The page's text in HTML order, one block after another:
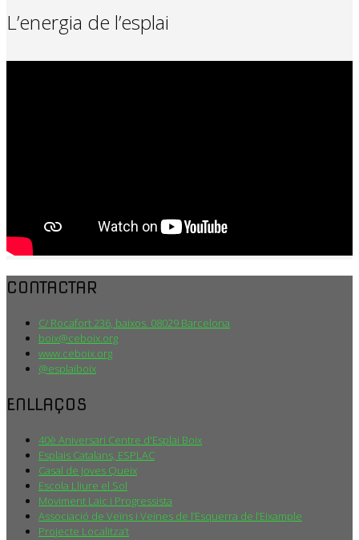
L’energia de l’esplai
CONTACTAR
C/ Rocafort 236, baixos. 08029 Barcelona
boix@ceboix.org
www.ceboix.org
@esplaiboix
ENLLAÇOS
40è Aniversari Centre d'Esplai Boix
Esplais Catalans, ESPLAC
Casal de Joves Queix
Escola Lliure el Sol
Moviment Laic i Progressista
Associació de Veïns i Veïnes de l’Esquerra de l’Eixample
Projecte Localitza’t